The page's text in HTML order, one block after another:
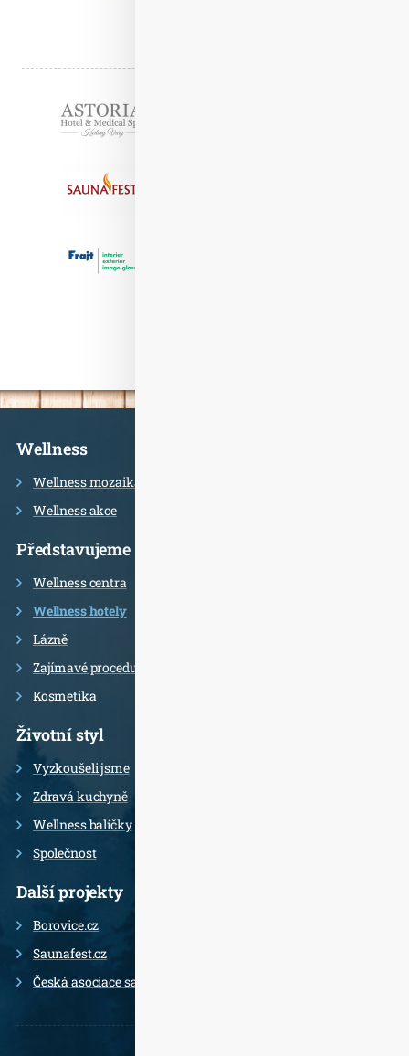
Informace
Wellness
Wellness mozaika
Wellness akce
Představujeme
Wellness centra
Wellness hotely
Lázně
Zajímavé procedury
Kosmetika
Životní styl
Vyzkoušeli jsme
Zdravá kuchyně
Wellness balíčky
Společnost
Další projekty
Borovice.cz
Saunafest.cz
Česká asociace saunérů